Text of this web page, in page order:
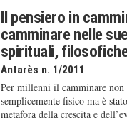
Il pensiero in
camminare nelle
spirituali,
Antarès n. 1/2011
Per millenni il camminare non
semplicemente fisico ma è
metafora della crescita e